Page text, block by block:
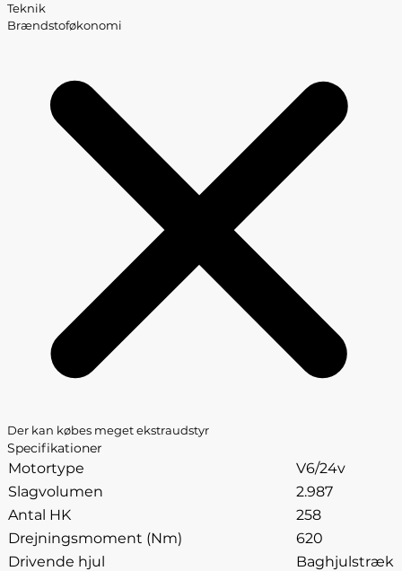
Teknik
Brændstoføkonomi
Der kan købes meget ekstraudstyr
Specifikationer
Motortype
V6/24v
Slagvolumen
2.987
Antal HK
258
Drejningsmoment (Nm)
620
Drivende hjul
Baghjulstræk